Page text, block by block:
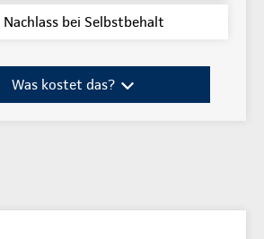
Nachlass bei Selbstbehalt
Was kostet das?